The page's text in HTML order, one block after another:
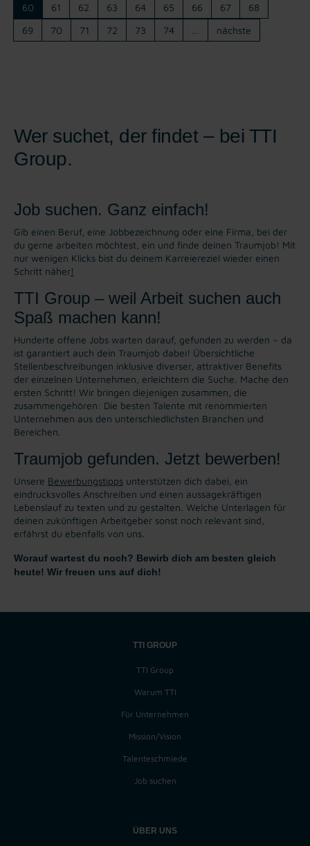
60
61 62 63 64 65 66 67
68
69
70 71 72 73 74 nächste
Wer suchet, der findet – bei TTI
Group.
Job suchen. Ganz einfach!
Gib einen Beruf, eine Jobbezeichnung oder eine Firma, bei der
du gerne arbeiten möchtest, ein und finde deinen Traumjob! Mit
nur wenigen Klicks bist du deinem Karreiereziel wieder einen
Schritt näher!
TTI Group – weil Arbeit suchen auch
Spaß machen kann!
Hunderte offene Jobs warten darauf, gefunden zu werden – da
ist garantiert auch dein Traumjob dabei! Übersichtliche
Stellenbeschreibungen inklusive diverser, attraktiver Benefits
der einzelnen Unternehmen, erleichtern die Suche. Mache den
ersten Schritt! Wir bringen diejenigen zusammen, die
zusammengehören: Die besten Talente mit renommierten
Unternehmen aus den unterschiedlichsten Branchen und
Bereichen.
Traumjob gefunden. Jetzt bewerben!
Unsere Bewerbungstipps unterstützen dich dabei, ein
eindrucksvolles Anschreiben und einen aussagekräftigen
Lebenslauf zu texten und zu gestalten. Welche Unterlagen für
deinen zukünftigen Arbeitgeber sonst noch relevant sind,
erfährst du ebenfalls von uns.
Worauf wartest du noch? Bewirb dich am besten gleich
heute! Wir freuen uns auf dich!
TTI GROUP
TTI Group
Warum TTI
Für Unternehmen
Mission/Vision
Talenteschmiede
Job suchen
ÜBER UNS